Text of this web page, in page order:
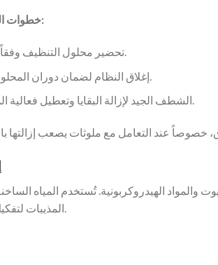
خطوات التنظيف الكيميائي:
تحضير محلول التنظيف وفقاً لنوع الملوثات.
الشطف الجيد لإزالة البقايا وتعطيل فعالية المواد الكيميائية.
والمواد الهيدروكربونية. تُستخدم المياه